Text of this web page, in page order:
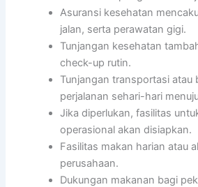
Asuransi kesehatan
jalan, serta perawatan gigi.
Tunjangan kesehatan
check-up rutin.
Tunjangan transportasi atau
perjalanan sehari-hari
Jika diperlukan, fasilitas
operasional akan disiapkan.
Fasilitas makan harian atau
perusahaan.
Dukungan makanan bagi